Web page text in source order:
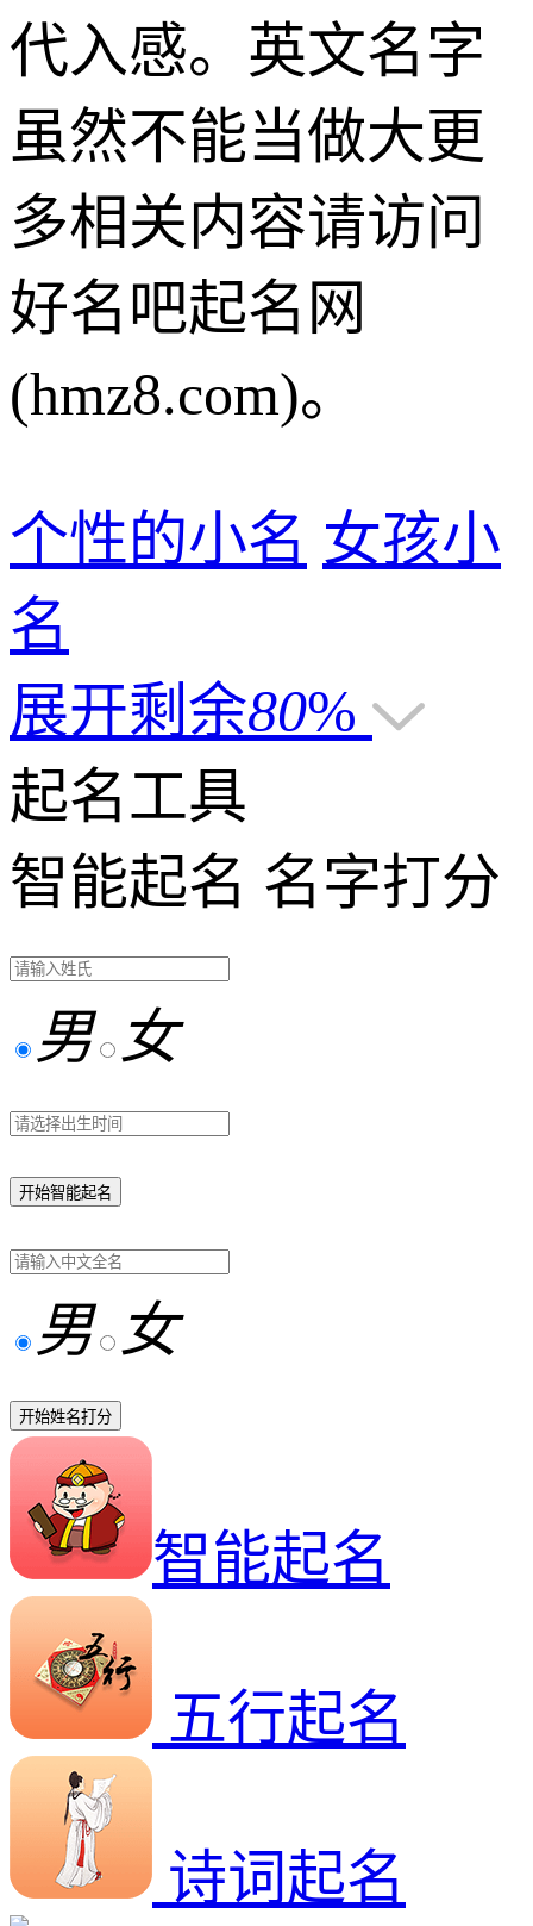
代入感。英文名字
虽然不能当做大更
多相关内容请访问
好名吧起名网
(hmz8.com)。
个性的小名 女孩小
名
展开剩余80%
起名工具
智能起名 名字打分
男 女
开始智能起名
男 女
开始姓名打分
智能起名
五行起名
诗词起名